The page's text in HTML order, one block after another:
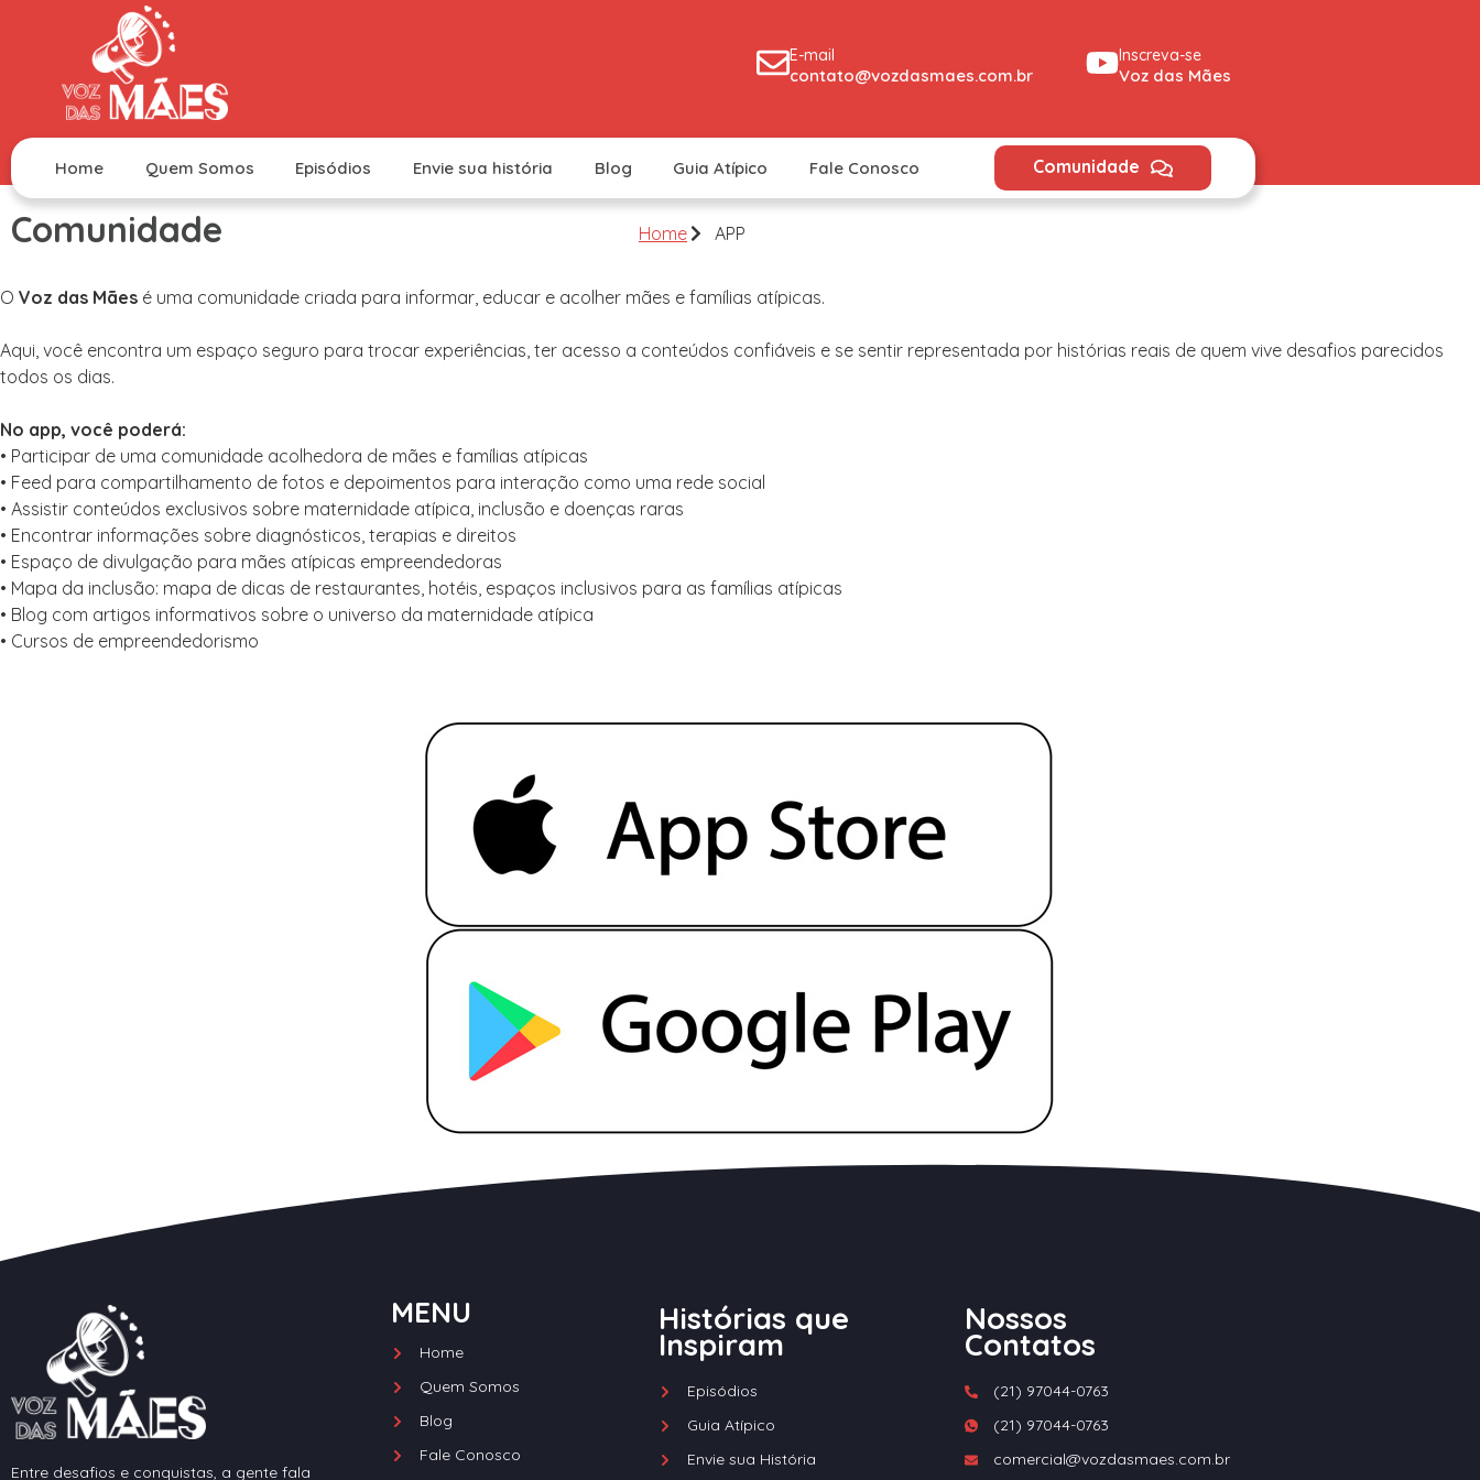
E-mail
contato@vozdasmaes.com.br
Inscreva-se
Voz das Mães
Home Quem Somos Episódios Envie sua história Blog Guia Atípico Fale Conosco Comunidade
Comunidade Home APP
O Voz das Mães é uma comunidade criada para informar, educar e acolher mães e famílias atípicas.
Aqui, você encontra um espaço seguro para trocar experiências, ter acesso a conteúdos confiáveis e se sentir representada por histórias reais de quem vive desafios parecidos
todos os dias.
No app, você poderá:
•⁠ ⁠Participar de uma comunidade acolhedora de mães e famílias atípicas
•⁠ ⁠⁠Feed para compartilhamento de fotos e depoimentos para interação como uma rede social
•⁠ ⁠Assistir conteúdos exclusivos sobre maternidade atípica, inclusão e doenças raras
•⁠ ⁠Encontrar informações sobre diagnósticos, terapias e direitos
•⁠ ⁠Espaço de divulgação para mães atípicas empreendedoras
•⁠ ⁠Mapa da inclusão: mapa de dicas de restaurantes, hotéis, espaços inclusivos para as famílias atípicas
•⁠ ⁠⁠Blog com artigos informativos sobre o universo da maternidade atípica
•⁠ ⁠⁠Cursos de empreendedorismo
Entre desafios e conquistas, a gente fala
MENU
Home
Quem Somos
Blog
Fale Conosco
Histórias que
Inspiram
Episódios
Guia Atípico
Envie sua História
Nossos
Contatos
(21) 97044-0763
(21) 97044-0763
comercial@vozdasmaes.com.br